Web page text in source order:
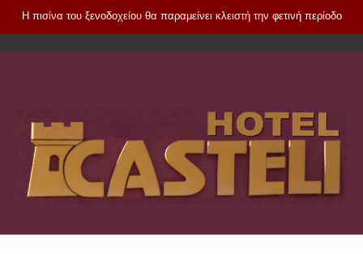
Η πισίνα του ξενοδοχείου θα παραμείνει κλειστή την φετινή περίοδο